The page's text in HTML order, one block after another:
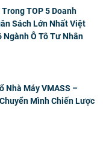
TOP 5 Doanh
Sách Lớn Nhất Việt
Ngành Ô Tô Tư Nhân
Nhà Máy VMASS –
Mình Chiến Lược